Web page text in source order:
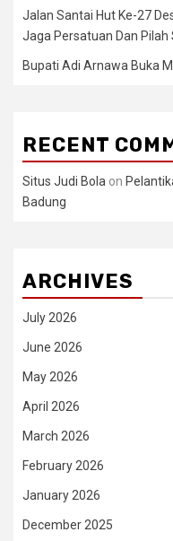
Jalan Santai Hut Ke-27
Jaga Persatuan Dan Pilah
Bupati Adi Arnawa Buka
RECENT
Situs Judi Bola on
Badung
ARCHIVES
July 2026
June 2026
May 2026
April 2026
March 2026
February 2026
January 2026
December 2025